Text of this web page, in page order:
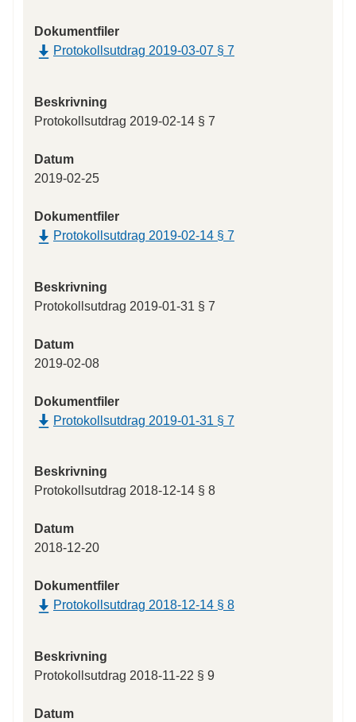
Dokumentfiler
Protokollsutdrag 2019-03-07 § 7
Beskrivning
Protokollsutdrag 2019-02-14 § 7
Datum
2019-02-25
Dokumentfiler
Protokollsutdrag 2019-02-14 § 7
Beskrivning
Protokollsutdrag 2019-01-31 § 7
Datum
2019-02-08
Dokumentfiler
Protokollsutdrag 2019-01-31 § 7
Beskrivning
Protokollsutdrag 2018-12-14 § 8
Datum
2018-12-20
Dokumentfiler
Protokollsutdrag 2018-12-14 § 8
Beskrivning
Protokollsutdrag 2018-11-22 § 9
Datum